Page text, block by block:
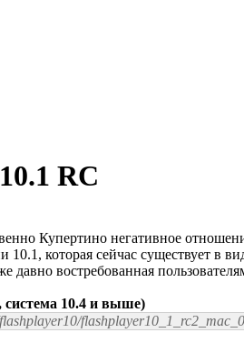
RC
Купертино негативное
которая сейчас существует в
давно востребованная
система 10.4 и выше)